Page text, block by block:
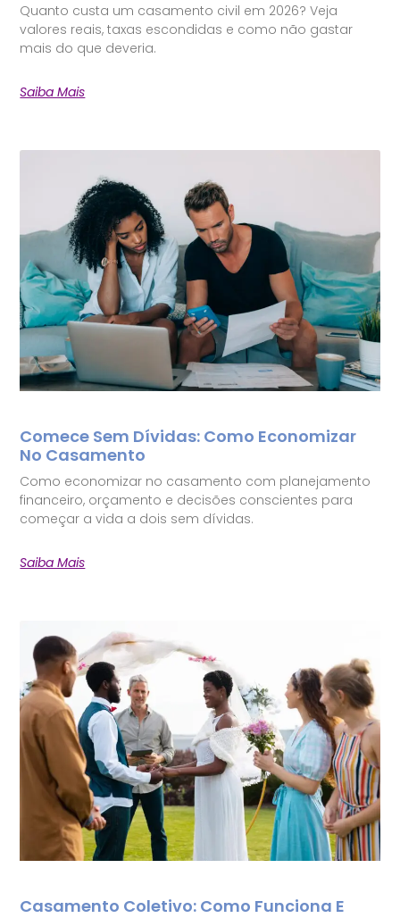
Quanto custa um casamento civil em 2026? Veja
valores reais, taxas escondidas e como não gastar
mais do que deveria.
Saiba Mais
Comece Sem Dívidas: Como Economizar
No Casamento
Como economizar no casamento com planejamento
financeiro, orçamento e decisões conscientes para
começar a vida a dois sem dívidas.
Saiba Mais
Casamento Coletivo: Como Funciona E